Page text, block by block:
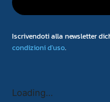
Iscrivendoti alla newsletter
condizioni d'uso.
Loading...